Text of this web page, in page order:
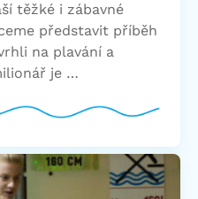
těžké i zábavné
představit příběh
na plavání a
je …